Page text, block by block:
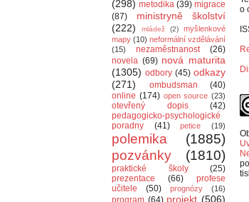
(298) metodika (39) migrace
(87)
ministryně školství
(222)
mládež (2)
myšlenkové
mapy (10) neformální vzdělávání
(15)
nezaměstnanost
(26)
novela (69) nová maturita
(1305) odbory (45) odkazy
(271)
ombudsman
(40)
online (174) open source (23)
otevřený dopis
(42)
pedagogicko-psychologické
poradny
(41) petice (19)
polemika
(1885)
pozvánky
(1810)
praktické školy
(25)
prezentace
(66)
profese
učitele
(50) prognózy (16)
program (64) projekt (506)
o
p